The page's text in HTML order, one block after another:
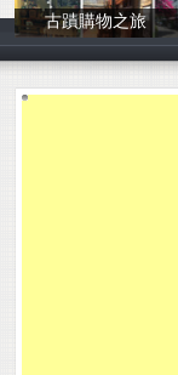
古蹟購物之旅
古蹟購物之旅